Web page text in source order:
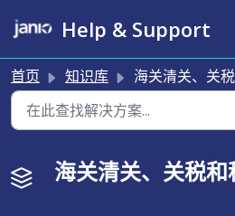
Help & Support
首页 知识库 海关清关、关税和
海关清关、关税